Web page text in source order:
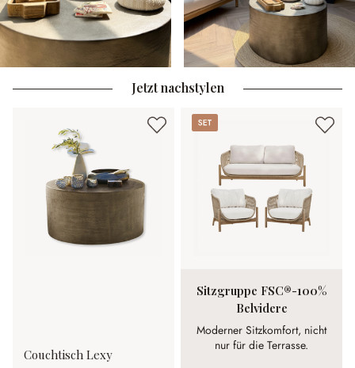
Jetzt nachstylen
Couchtisch Lexy
Set
Sitzgruppe FSC®-100%
Belvidere
Moderner Sitzkomfort, nicht
nur für die Terrasse.